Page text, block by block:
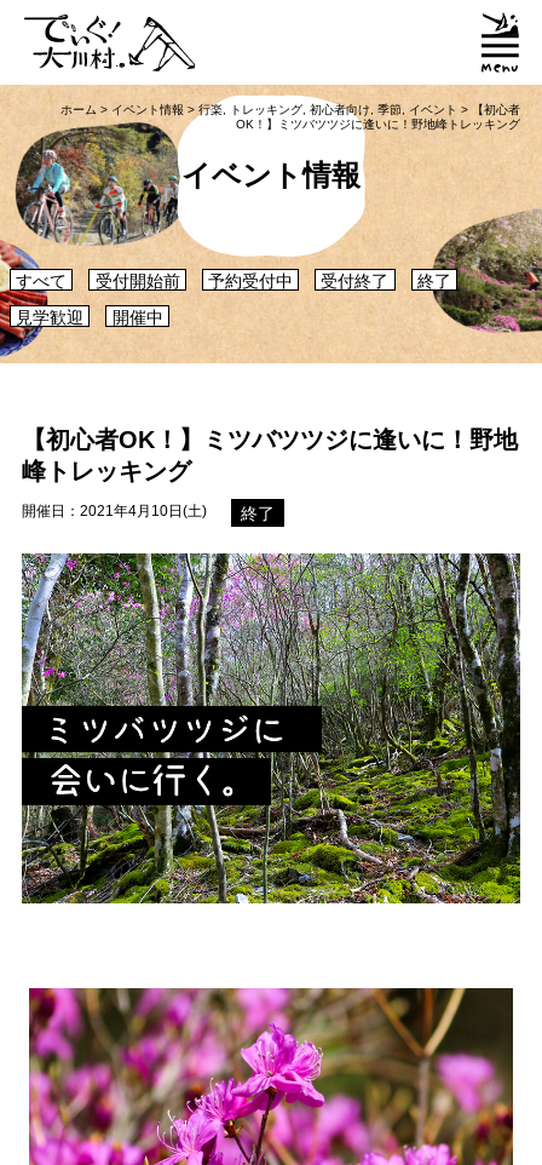
ホーム > イベント情報 >行楽 トレッキング ,初心者向け ,季節 イベント >
【初心者
OK！】ミツバツツジに逢いに！野地峰トレッキング
イベント情報
すべて 受付開始前 予約受付中 受付終了
終了
見学歓迎
開催中
【初心者OK！】ミツバツツジに逢いに！野地
峰トレッキング
開催日：2021年4月10日(土) 終了